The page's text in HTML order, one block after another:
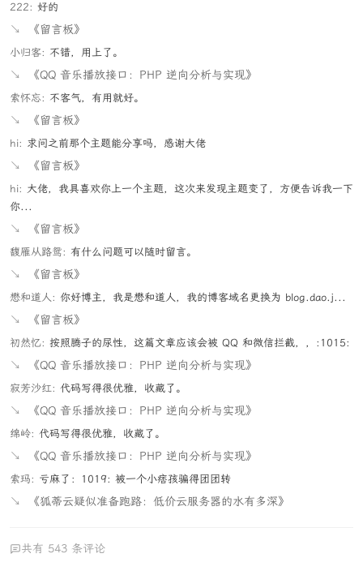
222: 好的
↘ 《留言板》
小归客: 不错，用上了。
↘ 《QQ 音乐播放接口：PHP 逆向分析与实现》
索怀忘: 不客气，有用就好。
↘ 《留言板》
hi: 求问之前那个主题能分享吗，感谢大佬
↘ 《留言板》
hi: 大佬，我具喜欢你上一个主题，这次来发现主题变了，方便告诉我一下
你...
↘ 《留言板》
馥雁从路鸳: 有什么问题可以随时留言。
↘ 《留言板》
懋和道人: 你好博主，我是懋和道人，我的博客域名更换为 blog.dao.j...
↘ 《留言板》
初然忆: 按照腾子的尿性，这篇文章应该会被 QQ 和微信拦截，，:1015:
↘ 《QQ 音乐播放接口：PHP 逆向分析与实现》
寂芳沙红: 代码写得很优雅，收藏了。
↘ 《QQ 音乐播放接口：PHP 逆向分析与实现》
绵岭: 代码写得很优雅，收藏了。
↘ 《QQ 音乐播放接口：PHP 逆向分析与实现》
索玛: 亏麻了：1019: 被一个小痞孩骗得团团转
↘ 《狐蒂云疑似准备跑路：低价云服务器的水有多深》
共有 543 条评论